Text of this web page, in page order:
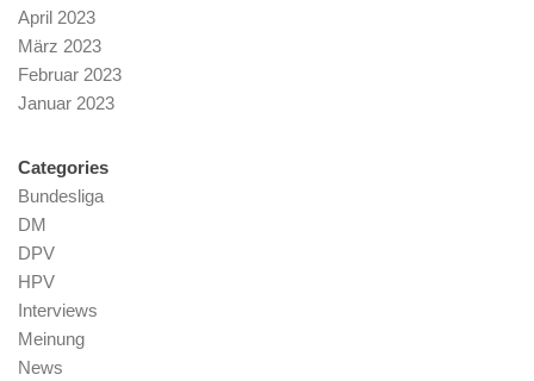
April 2023
März 2023
Februar 2023
Januar 2023
Categories
Bundesliga
DM
DPV
HPV
Interviews
Meinung
News